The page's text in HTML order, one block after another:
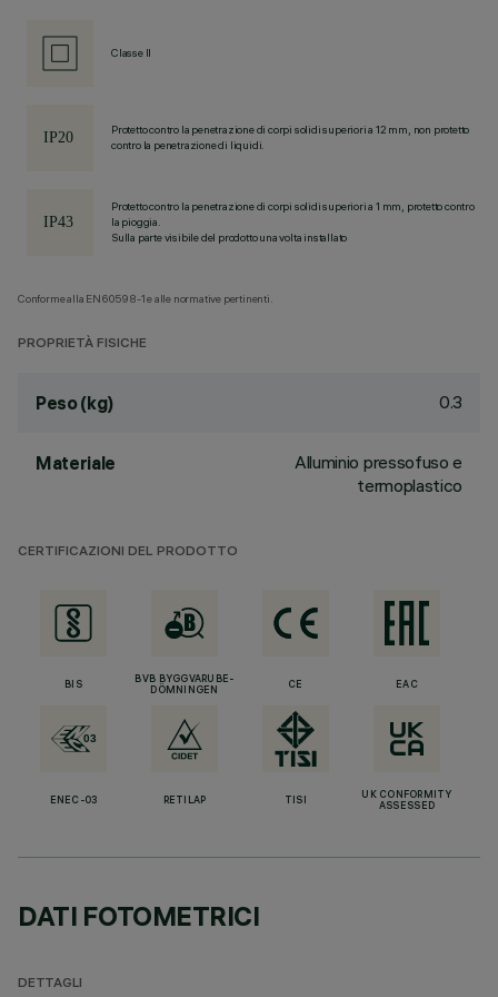
Classe II
Protetto contro la penetrazione di corpi solidi superiori a 12 mm, non protetto
contro la penetrazione di liquidi.
Protetto contro la penetrazione di corpi solidi superiori a 1 mm, protetto contro
la pioggia.
Sulla parte visibile del prodotto una volta installato
Conforme alla EN60598-1 e alle normative pertinenti.
PROPRIETÀ FISICHE
Peso (kg) 0.3
Materiale
Alluminio pressofuso e
termoplastico
CERTIFICAZIONI DEL PRODOTTO
BIS
BVB BYGGVARUBE-
DÖMNINGEN
CE EAC
ENEC-03 RETILAP TISI
UK CONFORMITY
ASSESSED
DATI FOTOMETRICI
DETTAGLI